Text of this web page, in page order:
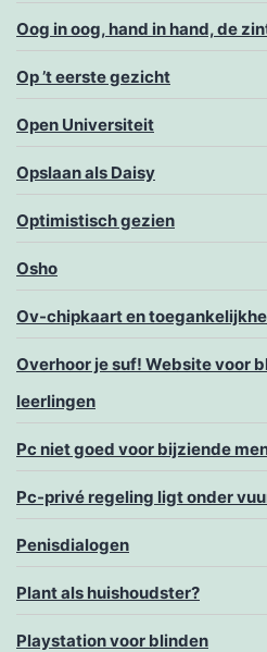
Oog in oog, hand in hand, de
Op ’t eerste gezicht
Open Universiteit
Opslaan als Daisy
Optimistisch gezien
Osho
Ov-chipkaart en
Overhoor je suf! Website voor
leerlingen
Pc niet goed voor bijziende
Pc-privé regeling ligt onder
Penisdialogen
Plant als huishoudster?
Playstation voor blinden